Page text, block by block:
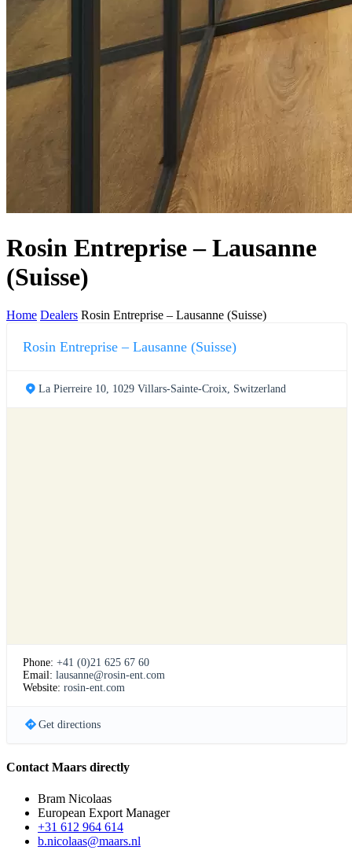
Rosin Entreprise – Lausanne
(Suisse)
Home Dealers Rosin Entreprise – Lausanne (Suisse)
Rosin Entreprise – Lausanne (Suisse)
La Pierreire 10, 1029 Villars-Sainte-Croix, Switzerland
Phone: +41 (0)21 625 67 60
Email: lausanne@rosin-ent.com
Website: rosin-ent.com
Get directions
Contact Maars directly
Bram Nicolaas
European Export Manager
+31 612 964 614
b.nicolaas@maars.nl